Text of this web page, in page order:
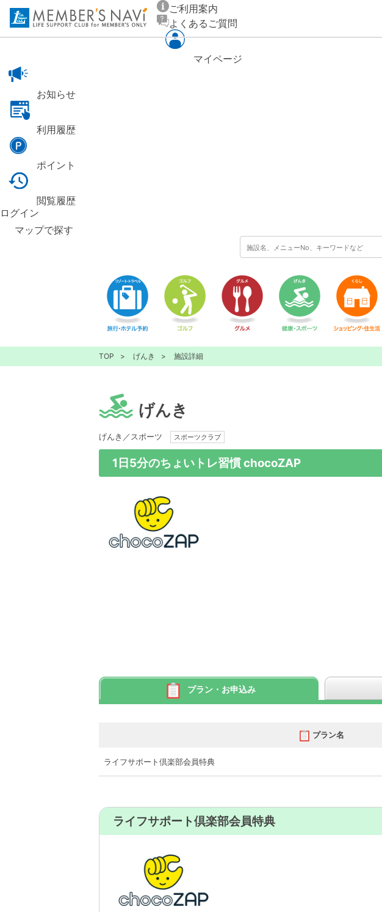
ご利用案内
よくあるご質問
マイページ
お知らせ
利用履歴
ポイント
閲覧履歴
ログイン
マップで探す
TOP げんき 施設詳細
げんき
げんき／スポーツ スポーツクラブ
1日5分のちょいトレ習慣 chocoZAP
プラン・お申込み
プラン名
ライフサポート倶楽部会員特典
ライフサポート倶楽部会員特典